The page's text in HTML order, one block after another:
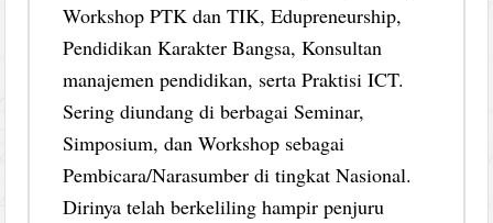
Workshop PTK dan TIK, Edupreneurship,
Pendidikan Karakter Bangsa, Konsultan
manajemen pendidikan, serta Praktisi ICT.
Sering diundang di berbagai Seminar,
Simposium, dan Workshop sebagai
Pembicara/Narasumber di tingkat Nasional.
Dirinya telah berkeliling hampir penjuru